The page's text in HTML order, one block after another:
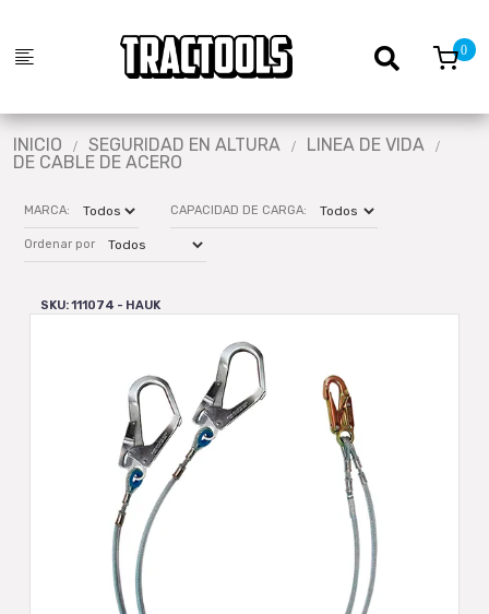
INICIO SEGURIDAD EN ALTURA
LINEA DE VIDA
DE CABLE DE ACERO
MARCA: CAPACIDAD DE CARGA:
Ordenar por
SKU: 111074 - HAUK